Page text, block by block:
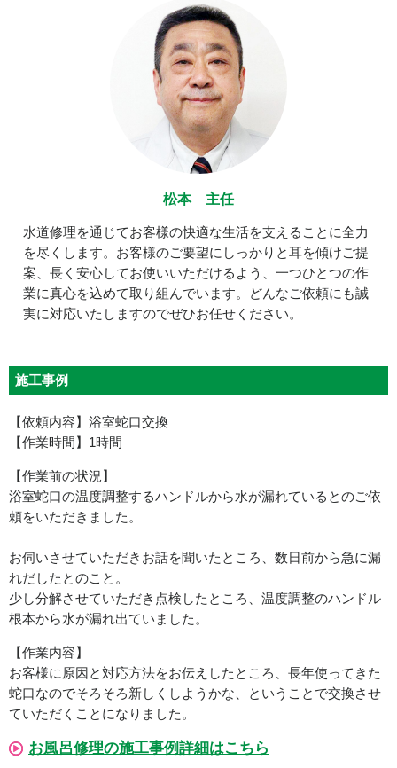
松本 主任
水道修理を通じてお客様の快適な生活を支えることに全力
を尽くします。お客様のご要望にしっかりと耳を傾けご提
案、長く安心してお使いいただけるよう、一つひとつの作
業に真心を込めて取り組んでいます。どんなご依頼にも誠
実に対応いたしますのでぜひお任せください。
施工事例
【依頼内容】浴室蛇口交換
【作業時間】1時間
【作業前の状況】
浴室蛇口の温度調整するハンドルから水が漏れているとのご依
頼をいただきました。
お伺いさせていただきお話を聞いたところ、数日前から急に漏
れだしたとのこと。
少し分解させていただき点検したところ、温度調整のハンドル
根本から水が漏れ出ていました。
【作業内容】
お客様に原因と対応方法をお伝えしたところ、長年使ってきた
蛇口なのでそろそろ新しくしようかな、ということで交換させ
ていただくことになりました。
お風呂修理の施工事例詳細はこちら